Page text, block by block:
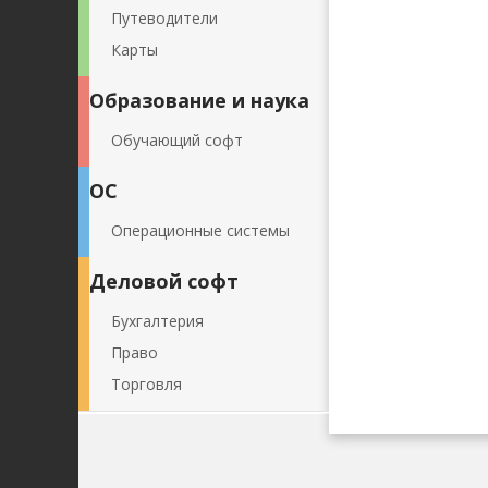
Путеводители
Карты
Образование и наука
Обучающий софт
ОС
Операционные системы
Деловой софт
Бухгалтерия
Право
Торговля